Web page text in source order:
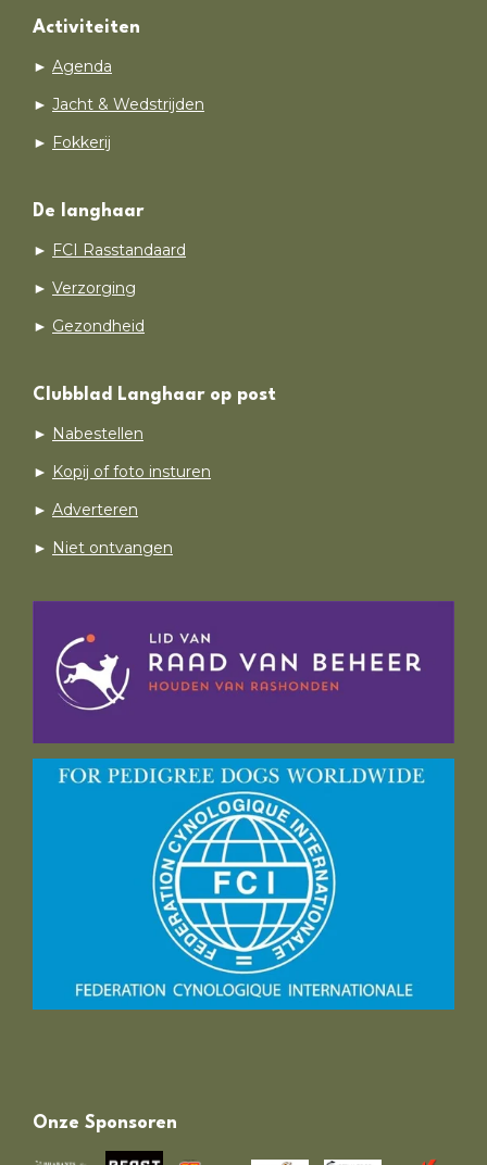
Activiteiten
► Agenda
► Jacht & Wedstrijden
► Fokkerij
De langhaar
► FCI Rasstandaard
► Verzorging
► Gezondheid
Clubblad Langhaar op post
► Nabestellen
► Kopij of foto insturen
► Adverteren
► Niet ontvangen
Onze Sponsoren